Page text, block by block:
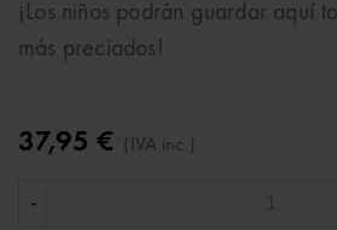
¡Los niños podrán guardar aquí
más preciados!
37,95 € (IVA inc.)
-